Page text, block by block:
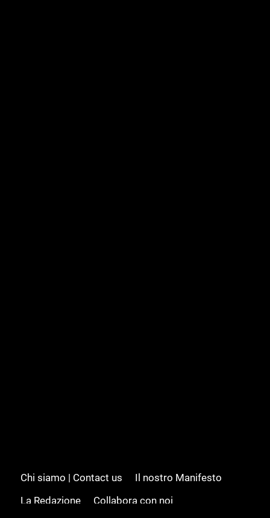
Chi siamo | Contact us
Il nostro Manifesto
La Redazione
Collabora con noi